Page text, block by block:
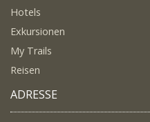
Hotels
Exkursionen
My Trails
Reisen
ADRESSE